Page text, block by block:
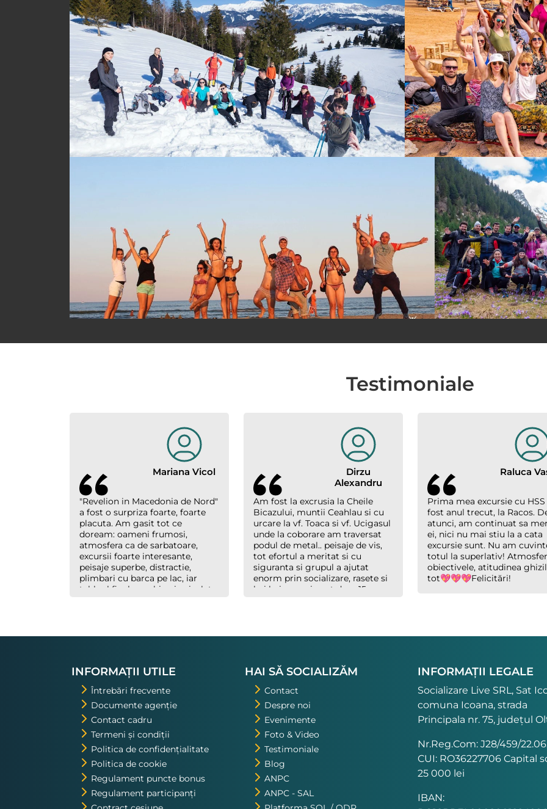
Testimoniale
Mariana Vicol
"Revelion in Macedonia de Nord"
a fost o surpriza foarte, foarte
placuta. Am gasit tot ce
doream: oameni frumosi,
atmosfera ca de sarbatoare,
excursii foarte interesante,
peisaje superbe, distractie,
plimbari cu barca pe lac, iar
tabloul final cu o biserica izolata
Richard., ghidul nostru. Asta a
fost una din excursiile pe care o
voi repeta!
Dirzu
Alexandru
Am fost la excrusia la Cheile
Bicazului, muntii Ceahlau si cu
urcare la vf. Toaca si vf. Ucigasul
unde la coborare am traversat
podul de metal.. peisaje de vis,
tot efortul a meritat si cu
siguranta si grupul a ajutat
enorm prin socializare, rasete si
hai hai ca mai sunt doar 15
Raluca
Prima mea excursie cu HSS
fost anul trecut, la Racos.
atunci, am continuat sa
ei, nici nu mai stiu la a cata
excursie sunt. Nu am
totul la superlativ!
obiectivele, atitudinea
tot💖💖💖Felicitări!
INFORMAȚII UTILE
Întrebări frecvente
Documente agenție
Contact cadru
Termeni și condiții
Politica de confidențialitate
Politica de cookie
Regulament puncte bonus
Regulament participanți
HAI SĂ SOCIALIZĂM
Contact
Despre noi
Evenimente
Foto & Video
Testimoniale
Blog
ANPC
ANPC - SAL
INFORMAȚII LEGALE
Socializare Live SRL, Sat
comuna Icoana, strada
Principala nr. 75, județul
Nr.Reg.Com: J28/459/
CUI: RO36227706 Capital
25 000 lei
IBAN: